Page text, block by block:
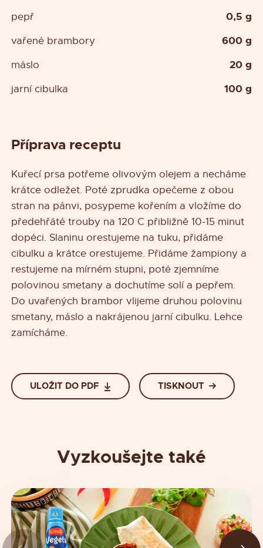
pepř 0,5 g
vařené brambory 600 g
máslo 20 g
jarní cibulka 100 g
Příprava receptu
Kuřecí prsa potřeme olivovým olejem a necháme
krátce odležet. Poté zprudka opečeme z obou
stran na pánvi, posypeme kořením a vložíme do
předehřáté trouby na 120 C přibližně 10-15 minut
dopéci. Slaninu orestujeme na tuku, přidáme
cibulku a krátce orestujeme. Přidáme žampiony a
restujeme na mírném stupni, poté zjemníme
polovinou smetany a dochutíme solí a pepřem.
Do uvařených brambor vlijeme druhou polovinu
smetany, máslo a nakrájenou jarní cibulku. Lehce
zamícháme.
ULOŽIT DO PDF TISKNOUT
Vyzkoušejte také